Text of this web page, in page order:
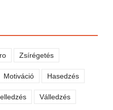
Zsírégetés
Motiváció Hasedzés
Válledzés